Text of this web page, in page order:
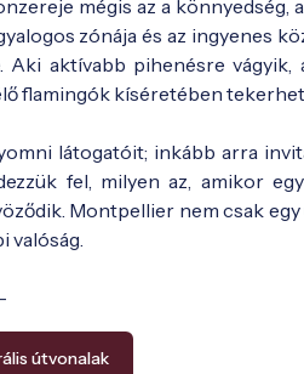
mégis az a
zónája és az ingyenes
Aki aktívabb pihenésre
flamingók kíséretében
látogatóit; inkább arra
fel, milyen az, amikor
Montpellier nem csak
valóság.
útvonalak